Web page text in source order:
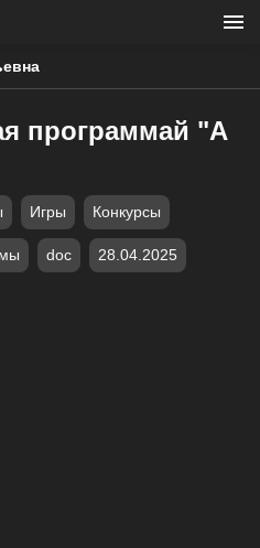
программай "А
Игры Конкурсы
doc 28.04.2025